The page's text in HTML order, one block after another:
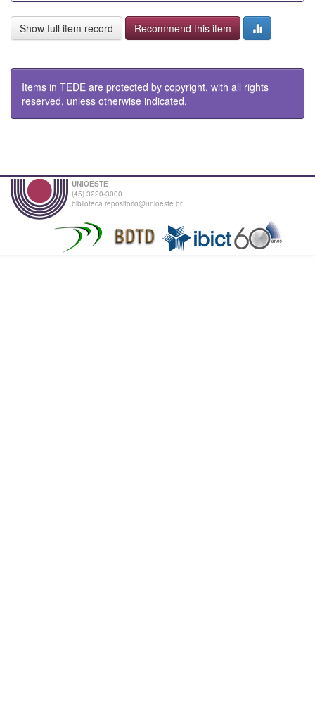
Show full item record Recommend this item
Items in TEDE are protected by copyright, with all rights
reserved, unless otherwise indicated.
UNIOESTE
(45) 3220-3000
biblioteca.repositorio@unioeste.br